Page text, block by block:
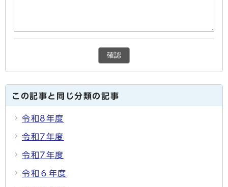
確認
この記事と同じ分類の記事
令和8年度
令和7年度
令和7年度
令和６年度